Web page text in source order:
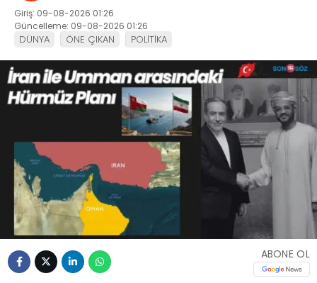
Giriş: 09-08-2026 01:26
Güncelleme: 09-08-2026 01:26
DÜNYA ÖNE ÇIKAN POLİTİKA
ABONE OL